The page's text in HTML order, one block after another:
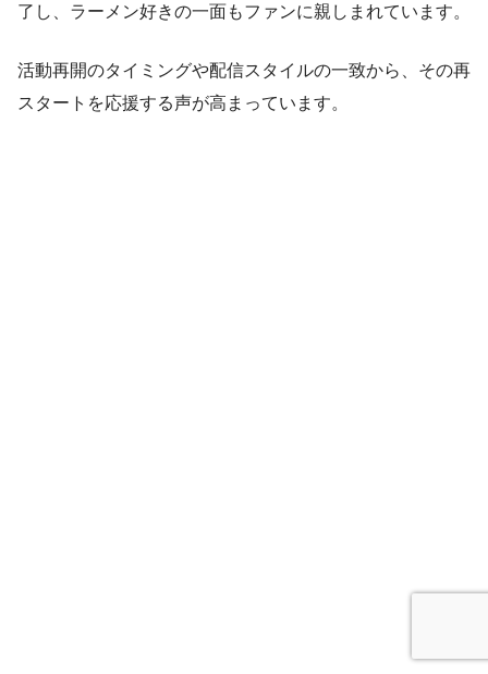
了し、ラーメン好きの一面もファンに親しまれています。
活動再開のタイミングや配信スタイルの一致から、その再
スタートを応援する声が高まっています。